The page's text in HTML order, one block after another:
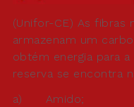
(Unifor-CE) As fibras
armazenam um
obtém energia para
reserva se encontra
a) Amido;